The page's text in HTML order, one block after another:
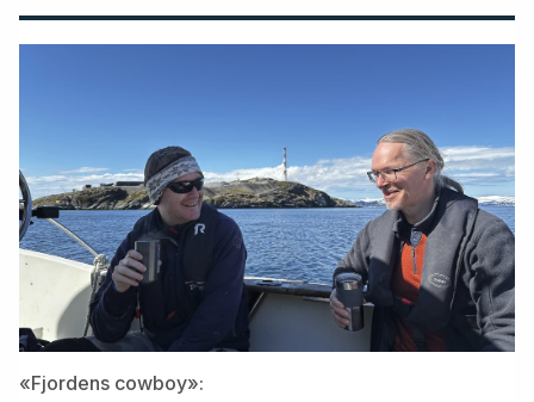
«Fjordens cowboy»: